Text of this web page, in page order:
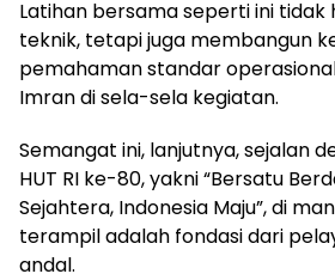
Latihan bersama seperti ini tidak
teknik, tetapi juga membangun
pemahaman standar
Imran di sela-sela kegiatan.
Semangat ini, lanjutnya, sejalan
HUT RI ke-80, yakni “Bersatu
Sejahtera, Indonesia Maju”, di
terampil adalah fondasi dari
andal.